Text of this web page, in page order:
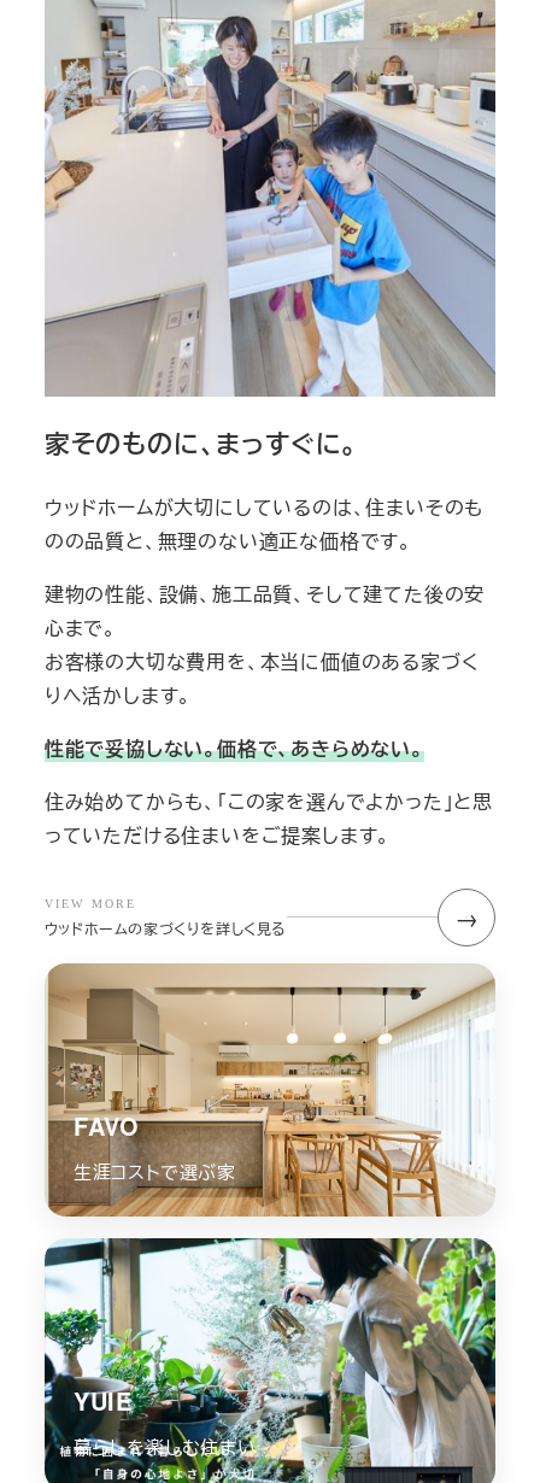
家そのものに、まっすぐに。
ウッドホームが大切にしているのは、住まいそのも
のの品質と、無理のない適正な価格です。
建物の性能、設備、施工品質、そして建てた後の安
心まで。
お客様の大切な費用を、本当に価値のある家づく
りへ活かします。
性能で妥協しない。価格で、あきらめない。
住み始めてからも、「この家を選んでよかった」と思
っていただける住まいをご提案します。
VIEW MORE
ウッドホームの家づくりを詳しく見る →
FAVO
生涯コストで選ぶ家
YUIE
暮らしを楽しむ住まい